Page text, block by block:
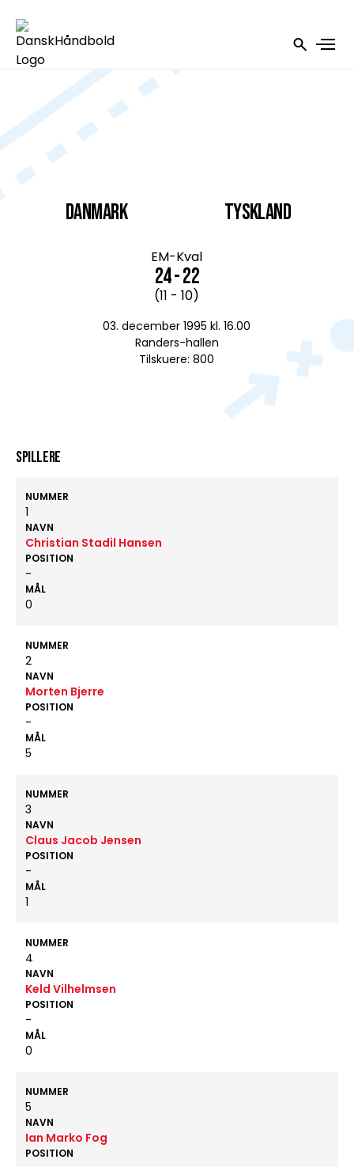
DANMARK
EM-Kval
24 - 22
(11 - 10)
03. december 1995 kl. 16.00
Randers-hallen
Tilskuere: 800
Tyskland
Spillere
NUMMER
1
NAVN
Christian Stadil Hansen
POSITION
-
MÅL
0
NUMMER
2
NAVN
Morten Bjerre
POSITION
-
MÅL
5
NUMMER
3
NAVN
Claus Jacob Jensen
POSITION
-
MÅL
1
NUMMER
4
NAVN
Keld Vilhelmsen
POSITION
-
MÅL
0
NUMMER
5
NAVN
Ian Marko Fog
POSITION